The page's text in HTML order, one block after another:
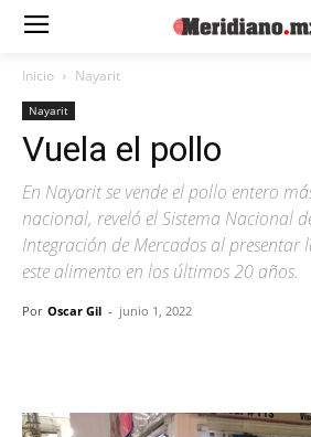
Inicio Nayarit
Nayarit
Vuela el pollo
En Nayarit se vende el pollo entero
nacional, reveló el Sistema Nacional
Integración de Mercados al presentar
este alimento en los últimos 20 años.
Por Oscar Gil - junio 1, 2022